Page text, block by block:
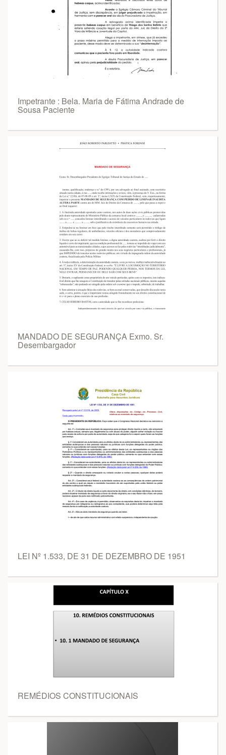
Impetrante : Bela. Maria de Fátima Andrade de
Sousa Paciente
MANDADO DE SEGURANÇA Exmo. Sr.
Desembargador
LEI Nº 1.533, DE 31 DE DEZEMBRO DE 1951
REMÉDIOS CONSTITUCIONAIS